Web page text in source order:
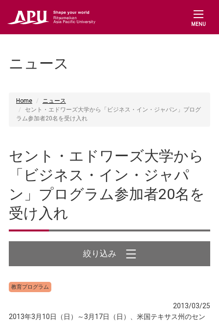
MENU
ニュース
Home
ニュース
セント・エドワーズ大学から「ビジネス・イン・ジャパン」プログ
ラム参加者20名を受け入れ
セント・エドワーズ大学から
「ビジネス・イン・ジャパ
ン」プログラム参加者20名を
受け入れ
教育プログラム
2013/03/25
2013年3月10日（日）～3月17日（日）、米国テキサス州のセン